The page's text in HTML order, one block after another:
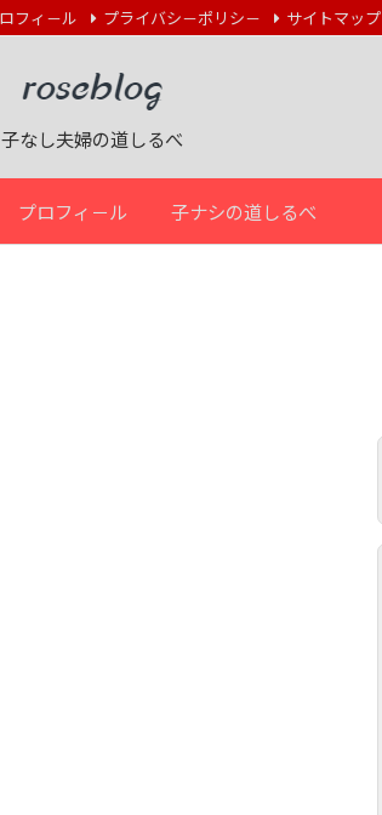
子なし夫婦の道しるべ
プロフィ－ル 子ナシの道しるべ
フィ－ル プライバシ－ポリシ－ サイトマップ